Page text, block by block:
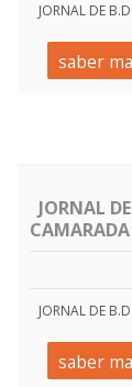
JORNAL DE
saber
JORNAL
CAMARADA
JORNAL DE
saber